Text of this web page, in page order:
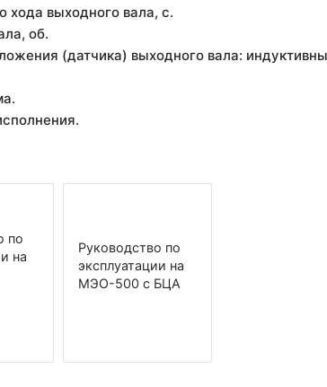
хода выходного вала, с.
об.
(датчика) выходного вала:
по
на
Руководство по
эксплуатации на
МЭО-500 с БЦА